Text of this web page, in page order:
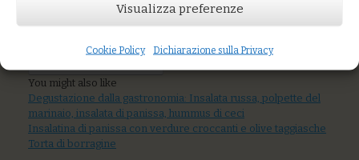
Visualizza preferenze
Cookie Policy Dichiarazione sulla Privacy
You might also like
Degustazione dalla gastronomia: Insalata russa, polpette del
marinaio, insalata di panissa, hummus di ceci
Insalatina di panissa con verdure croccanti e olive taggiasche
Torta di borragine